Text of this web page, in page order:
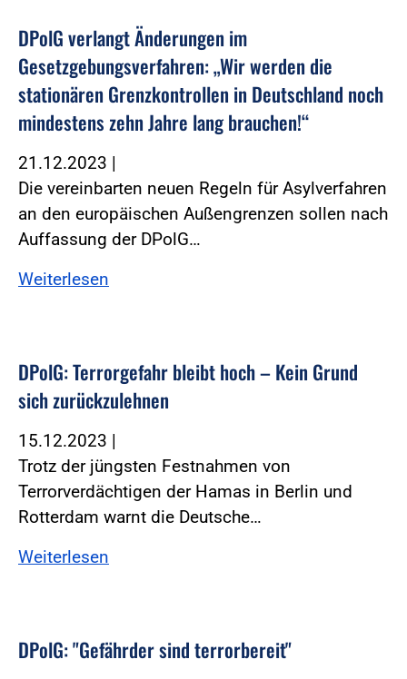
DPolG verlangt Änderungen im
Gesetzgebungsverfahren: „Wir werden die
stationären Grenzkontrollen in Deutschland noch
mindestens zehn Jahre lang brauchen!“
21.12.2023 |
Die vereinbarten neuen Regeln für Asylverfahren
an den europäischen Außengrenzen sollen nach
Auffassung der DPolG…
Weiterlesen
DPolG: Terrorgefahr bleibt hoch – Kein Grund
sich zurückzulehnen
15.12.2023 |
Trotz der jüngsten Festnahmen von
Terrorverdächtigen der Hamas in Berlin und
Rotterdam warnt die Deutsche…
Weiterlesen
DPolG: "Gefährder sind terrorbereit"